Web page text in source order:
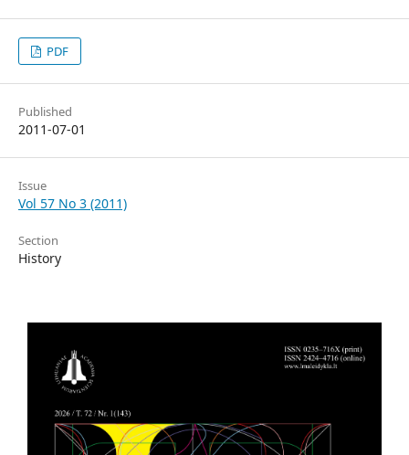
PDF
Published
2011-07-01
Issue
Vol 57 No 3 (2011)
Section
History